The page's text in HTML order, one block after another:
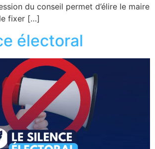
du conseil permet d’élire le maire
fixer […]
électoral